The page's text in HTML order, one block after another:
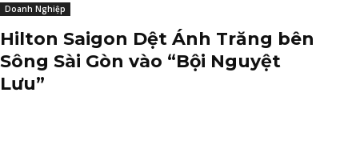
Doanh Nghiệp
Hilton Saigon Dệt Ánh Trăng bên
Sông Sài Gòn vào “Bội Nguyệt
Lưu”